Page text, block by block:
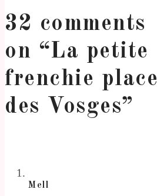
32 comments
on “La petite
frenchie place
des Vosges”
Mell